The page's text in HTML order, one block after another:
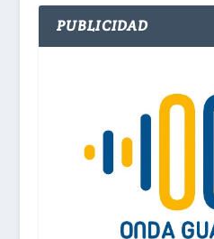
PUBLICIDAD